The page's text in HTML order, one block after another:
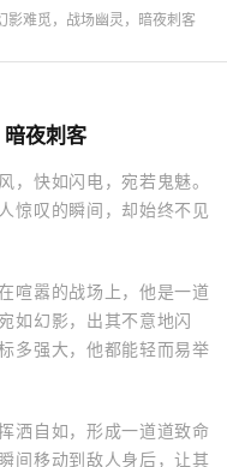
影难觅，战场幽灵，暗夜刺客
夜刺客
，快如闪电，宛若鬼魅。
惊叹的瞬间，却始终不见
喧嚣的战场上，他是一道
如幻影，出其不意地闪
多强大，他都能轻而易举
洒自如，形成一道道致命
间移动到敌人身后，让其